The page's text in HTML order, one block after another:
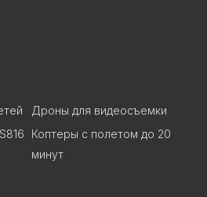
Дроны для видеосъемки
Коптеры с полетом до 20
минут